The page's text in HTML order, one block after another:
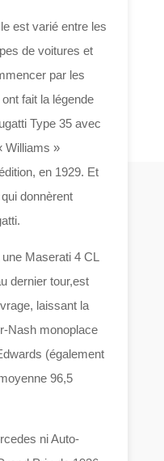
est varié entre les
de voitures et
par les
fait la légende
Type 35 avec
Williams »
en 1929. Et
donnèrent
Maserati 4 CL
dernier tour,est
laissant la
Nash monoplace
(également
96,5
ni Auto-